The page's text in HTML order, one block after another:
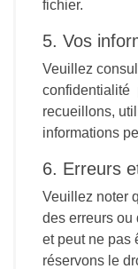
fichier.
5. Vos
Veuillez
confidentialité
recueillons,
informations
6. Erreurs
Veuillez noter
des erreurs ou
et peut ne pas
réservons le